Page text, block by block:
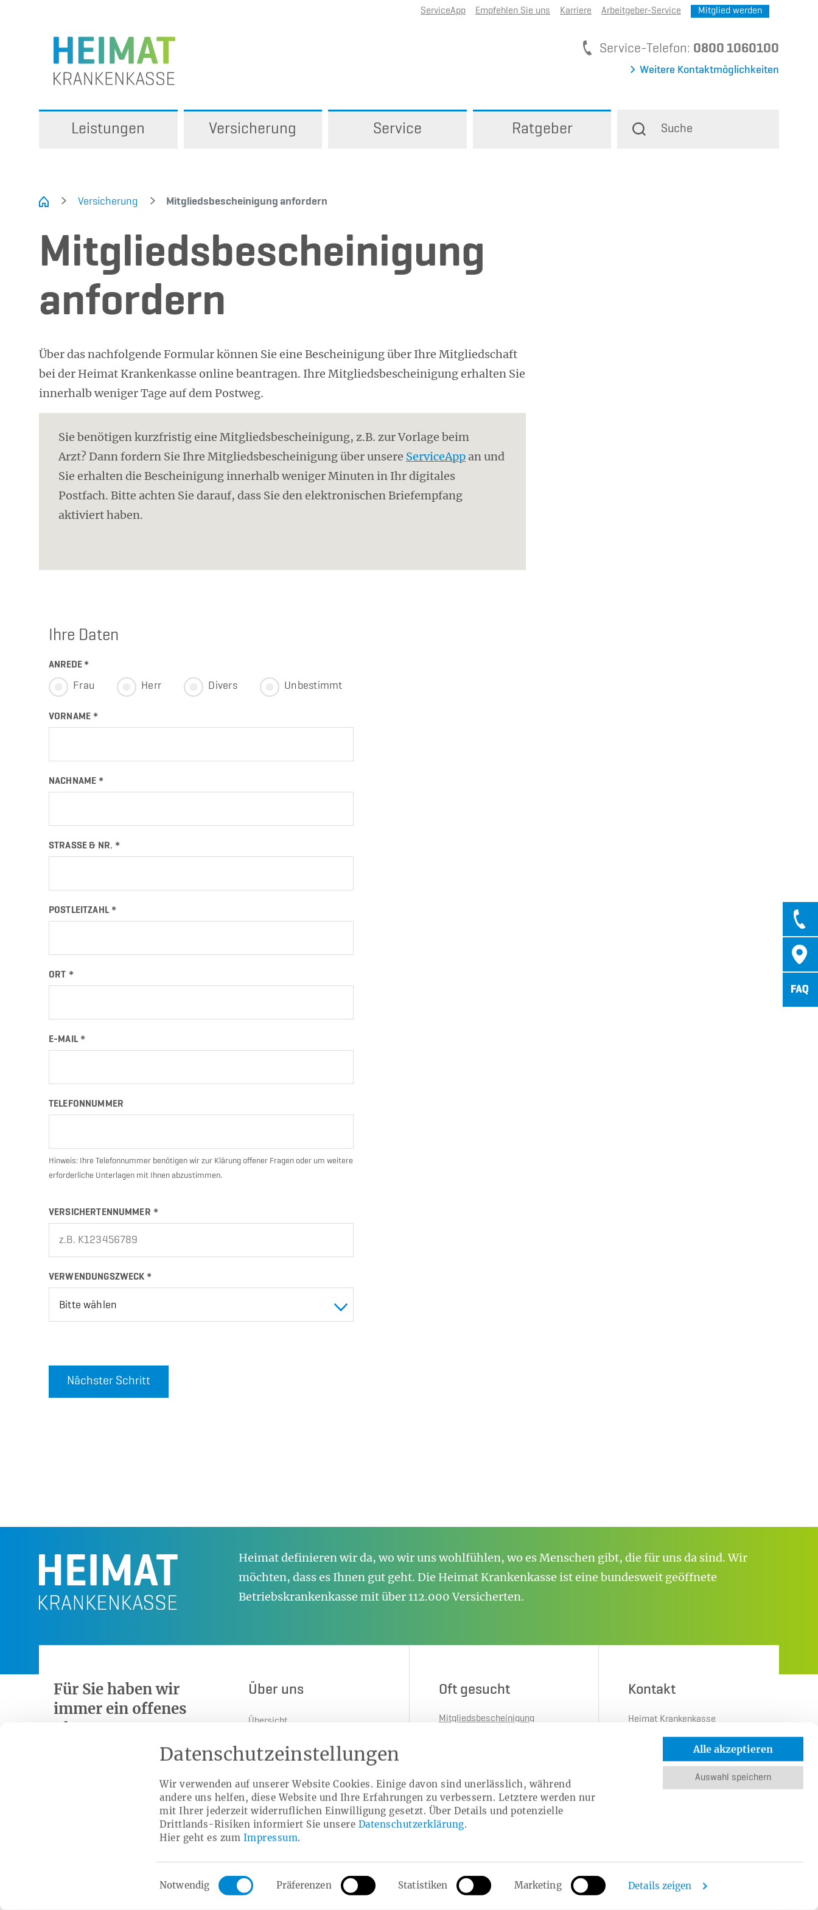
Datenschutzeinstellungen
Wir verwenden auf unserer Website Cookies. Einige davon sind unerlässlich, während
andere uns helfen, diese Website und Ihre Erfahrungen zu verbessern. Letztere werden nur
mit Ihrer jederzeit widerruflichen Einwilligung gesetzt. Über Details und potenzielle
Drittlands-Risiken informiert Sie unsere Datenschutzerklärung.
Hier geht es zum Impressum.
Einwilligungsauswahl
Notwendig Präferenzen Statistiken Marketing Details zeigen
Alle akzeptieren
Auswahl speichern
ServiceApp Empfehlen Sie uns Karriere Arbeitgeber-Service Mitglied werden
Service-Telefon: Service-Telefon
0800 1060100
Weitere Kontaktmöglichkeiten
Leistungen Versicherung Service Ratgeber Suche
Versicherung Mitgliedsbescheinigung anfordern
Mitgliedsbescheinigung
anfordern
Über das nachfolgende Formular können Sie eine Bescheinigung über Ihre Mitgliedschaft
bei der Heimat Krankenkasse online beantragen. Ihre Mitgliedsbescheinigung erhalten Sie
innerhalb weniger Tage auf dem Postweg.
Sie benötigen kurzfristig eine Mitgliedsbescheinigung, z.B. zur Vorlage beim
Arzt? Dann fordern Sie Ihre Mitgliedsbescheinigung über unsere ServiceApp an und
Sie erhalten die Bescheinigung innerhalb weniger Minuten in Ihr digitales
Postfach. Bitte achten Sie darauf, dass Sie den elektronischen Briefempfang
aktiviert haben.
Ihre Daten
ANREDE *
Frau Herr Divers Unbestimmt
VORNAME
NACHNAME
STRASSE & NR.
POSTLEITZAHL
ORT
E-MAIL
TELEFONNUMMER
Hinweis: Ihre Telefonnummer benötigen wir zur Klärung offener Fragen oder um weitere
erforderliche Unterlagen mit Ihnen abzustimmen.
VERSICHERTENNUMMER
Bitte wählen
VERWENDUNGSZWECK *
Nächster Schritt
Heimat definieren wir da, wo wir uns wohlfühlen, wo es Menschen gibt, die für uns da sind. Wir
möchten, dass es Ihnen gut geht. Die Heimat Krankenkasse ist eine bundesweit geöffnete
Betriebskrankenkasse mit über 112.000 Versicherten.
Für Sie haben wir
immer ein offenes
Ohr.
Weitere Kontaktmöglichkeiten
Über uns
Übersicht
Auf einen Blick
Historie
Selbstverwaltung & Sozialwahl
Satzung & Jahresergebnisse
Transparenzbericht
Ausschreibungen & Vergaben
Oft gesucht
Mitgliedsbescheinigung
Arztsuche
Kontakt
Heimat Krankenkasse
Herforder Straße 23
33602 Bielefeld